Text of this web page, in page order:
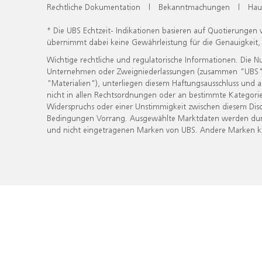
Rechtliche Dokumentation | Bekanntmachungen |
* Die UBS Echtzeit- Indikationen basieren auf
übernimmt dabei keine Gewährleistung für die
Wichtige rechtliche und regulatorische Informationen. Die
Unternehmen oder Zweigniederlassungen (zusammen
"Materialien"), unterliegen diesem Haftungsausschluss
nicht in allen Rechtsordnungen oder an bestimmte
Widerspruchs oder einer Unstimmigkeit zwischen diesem
Bedingungen Vorrang. Ausgewählte Marktdaten werden
und nicht eingetragenen Marken von UBS. Andere Marken